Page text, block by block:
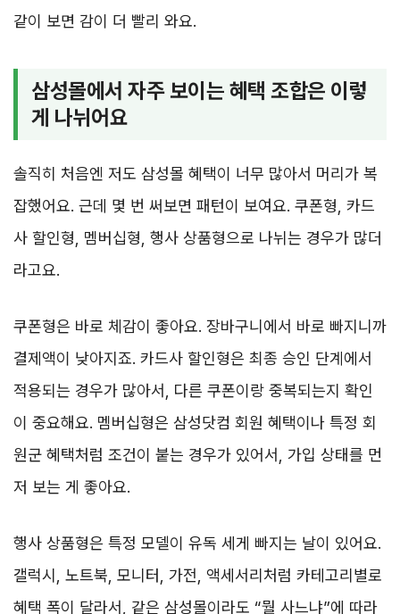
같이 보면 감이 더 빨리 와요.
삼성몰에서 자주 보이는 혜택 조합은 이렇
게 나뉘어요
솔직히 처음엔 저도 삼성몰 혜택이 너무 많아서 머리가 복
잡했어요. 근데 몇 번 써보면 패턴이 보여요. 쿠폰형, 카드
사 할인형, 멤버십형, 행사 상품형으로 나뉘는 경우가 많더
라고요.
쿠폰형은 바로 체감이 좋아요. 장바구니에서 바로 빠지니까
결제액이 낮아지죠. 카드사 할인형은 최종 승인 단계에서
적용되는 경우가 많아서, 다른 쿠폰이랑 중복되는지 확인
이 중요해요. 멤버십형은 삼성닷컴 회원 혜택이나 특정 회
원군 혜택처럼 조건이 붙는 경우가 있어서, 가입 상태를 먼
저 보는 게 좋아요.
행사 상품형은 특정 모델이 유독 세게 빠지는 날이 있어요.
갤럭시, 노트북, 모니터, 가전, 액세서리처럼 카테고리별로
혜택 폭이 달라서, 같은 삼성몰이라도 “뭘 사느냐”에 따라